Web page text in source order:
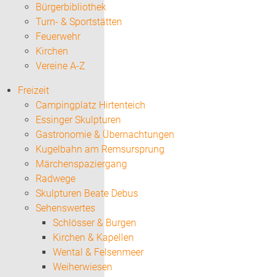
Bürgerbibliothek
Turn- & Sportstätten
Feuerwehr
Kirchen
Vereine A-Z
Freizeit
Campingplatz Hirtenteich
Essinger Skulpturen
Gastronomie & Übernachtungen
Kugelbahn am Remsursprung
Märchenspaziergang
Radwege
Skulpturen Beate Debus
Sehenswertes
Schlösser & Burgen
Kirchen & Kapellen
Wental & Felsenmeer
Weiherwiesen